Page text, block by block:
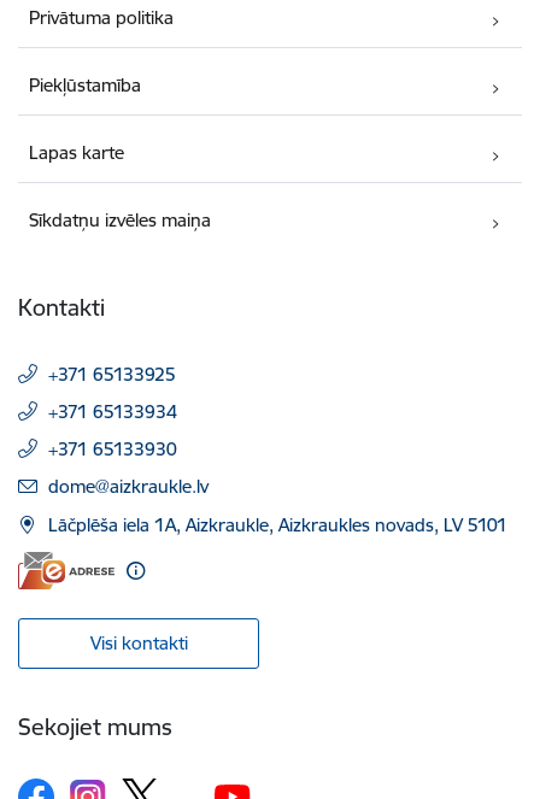
Privātuma politika
Piekļūstamība
Lapas karte
Sīkdatņu izvēles maiņa
Kontakti
+371 65133925
+371 65133934
+371 65133930
E-pasts:
dome@aizkraukle.lv
Lāčplēša iela 1A, Aizkraukle, Aizkraukles novads, LV 5101
Visi kontakti
Sekojiet mums